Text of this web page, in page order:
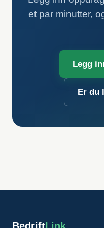
et par minutter,
Legg
Er du